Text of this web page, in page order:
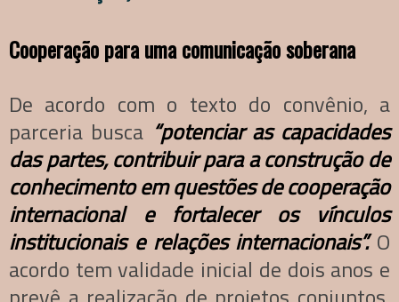
Cooperação para uma comunicação soberana
De acordo com o texto do convênio, a
parceria busca “potenciar as capacidades
das partes, contribuir para a construção de
conhecimento em questões de cooperação
internacional e fortalecer os vínculos
institucionais e relações internacionais”.O
acordo tem validade inicial de dois anos e